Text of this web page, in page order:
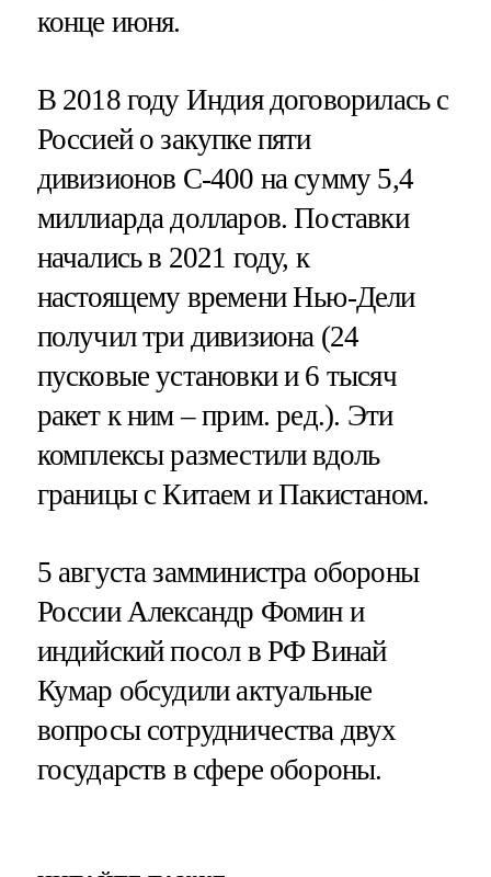
конце июня.
В 2018 году Индия договорилась с
Россией о закупке пяти
дивизионов С-400 на сумму 5,4
миллиарда долларов. Поставки
начались в 2021 году, к
настоящему времени Нью-Дели
получил три дивизиона (24
пусковые установки и 6 тысяч
ракет к ним – прим. ред.). Эти
комплексы разместили вдоль
границы с Китаем и Пакистаном.
5 августа замминистра обороны
России Александр Фомин и
индийский посол в РФ Винай
Кумар обсудили актуальные
вопросы сотрудничества двух
государств в сфере обороны.